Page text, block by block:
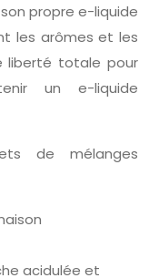
propre e-liquide
les arômes et les
liberté totale pour
un e-liquide
de mélanges
acidulée et